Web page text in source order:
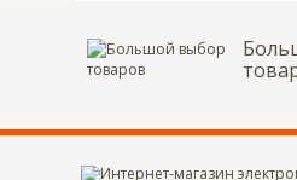
Введите код с